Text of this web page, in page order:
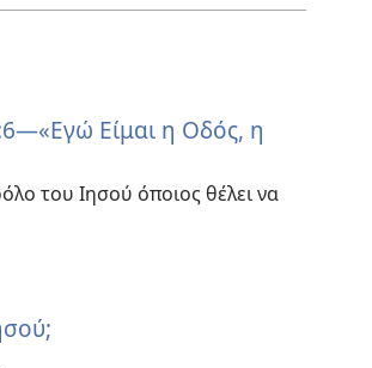
Είμαι η Οδός, η
του Ιησού όποιος θέλει να